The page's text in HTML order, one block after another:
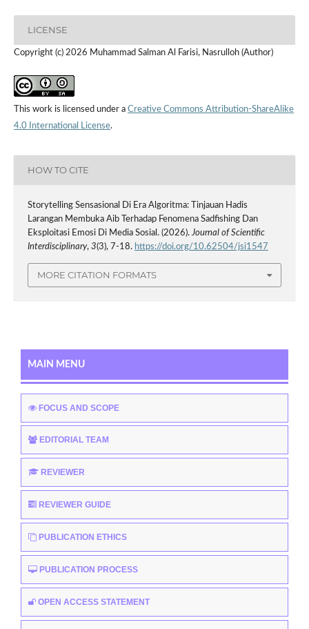
LICENSE
Copyright (c) 2026 Muhammad Salman Al Farisi, Nasrulloh (Author)
This work is licensed under a Creative Commons Attribution-ShareAlike
4.0 International License.
HOW TO CITE
Storytelling Sensasional Di Era Algoritma: Tinjauan Hadis
Larangan Membuka Aib Terhadap Fenomena Sadfishing Dan
Eksploitasi Emosi Di Media Sosial. (2026).Journal of Scientific
Interdisciplinary, 3(3), 7-18. https://doi.org/10.62504/jsi1547
MORE CITATION FORMATS
MAIN MENU
FOCUS AND SCOPE
EDITORIAL TEAM
REVIEWER
REVIEWER GUIDE
PUBLICATION ETHICS
PUBLICATION PROCESS
OPEN ACCESS STATEMENT